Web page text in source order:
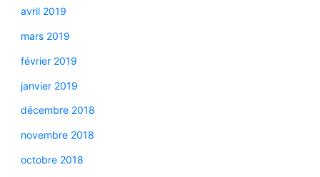
avril 2019
mars 2019
février 2019
janvier 2019
décembre 2018
novembre 2018
octobre 2018